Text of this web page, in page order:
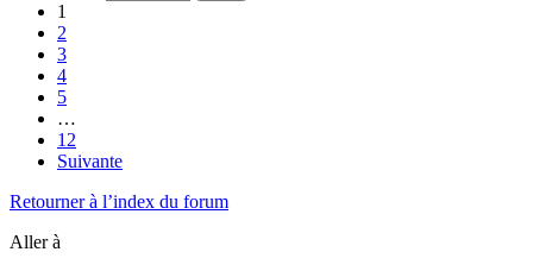
1
2
3
4
5
…
12
Suivante
Retourner à l’index du forum
Aller à